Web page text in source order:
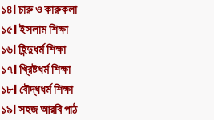
১৪। চারু ও কারুকলা
১৫। ইসলাম শিক্ষা
১৬। হিন্দুধর্ম শিক্ষা
১৭। খ্রিষ্টধর্ম শিক্ষা
১৮। বৌদ্ধধর্ম শিক্ষা
১৯। সহজ আরবি পাঠ